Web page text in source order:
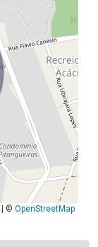
| © OpenStreetMap